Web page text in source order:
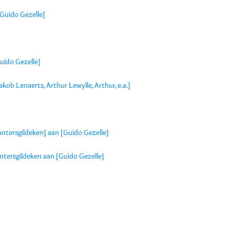
Gezelle]
Gezelle]
Lenaerts, Arthur Lewylle, Arthur, e.a.]
aan [Guido Gezelle]
aan [Guido Gezelle]